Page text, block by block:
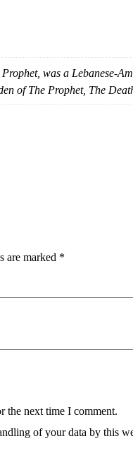
was a Lebanese-
of The Prophet, The
are marked *
the next time I comment.
of your data by this